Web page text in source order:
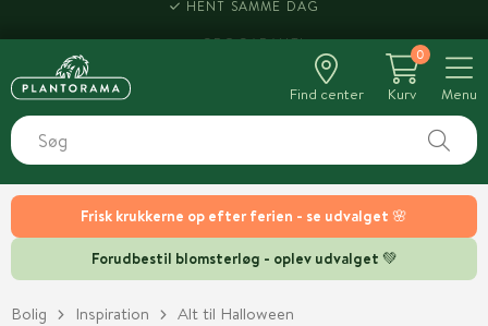
Frisk krukkerne op efter ferien - se udvalget 🌸
Forudbestil blomsterløg - oplev udvalget 💚
Find center
0
Kurv
Menu
Bolig Inspiration Alt til Halloween